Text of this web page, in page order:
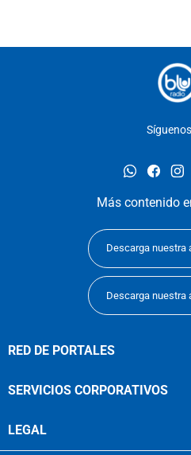
whatsapp
Más contenido
Descarga nuestra
Descarga nuestra
RED DE PORTALES
SERVICIOS CORPORATIVOS
LEGAL